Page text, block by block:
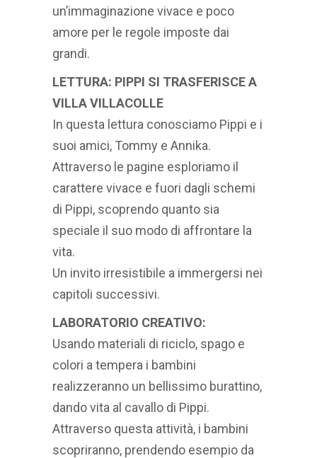
un’immaginazione vivace e poco
amore per le regole imposte dai
grandi.
LETTURA: PIPPI SI TRASFERISCE A
VILLA VILLACOLLE
In questa lettura conosciamo Pippi e i
suoi amici, Tommy e Annika.
Attraverso le pagine esploriamo il
carattere vivace e fuori dagli schemi
di Pippі, scoprendo quanto sia
speciale il suo modo di affrontare la
vita.
Un invito irresistibile a immergersi nei
capitoli successivi.
LABORATORIO CREATIVO:
Usando materiali di riciclo, spago e
colori a tempera i bambini
realizzeranno un bellissimo burattino,
dando vita al cavallo di Pippi.
Attraverso questa attività, i bambini
scopriranno, prendendo esempio da